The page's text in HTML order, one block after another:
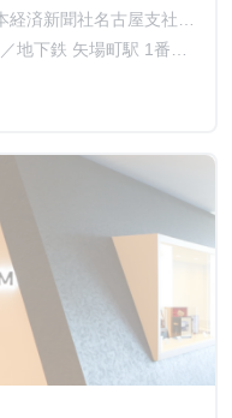
済新聞社名古屋支社ビ
地下鉄 矢場町駅 1番出